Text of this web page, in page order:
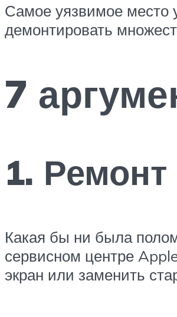
Самое уязвимое место
демонтировать
7
1.
Какая бы ни была
сервисном центре
экран или заменить